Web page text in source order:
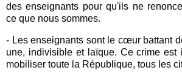
des enseignants pour qu'ils ne
ce que nous sommes.
- Les enseignants sont le cœur battant
une, indivisible et laïque. Ce crime est
mobiliser toute la République, tous les